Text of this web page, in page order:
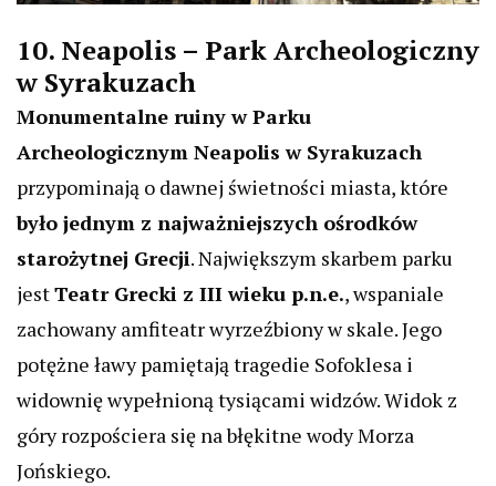
10. Neapolis – Park Archeologiczny
w Syrakuzach
Monumentalne ruiny w Parku
Archeologicznym Neapolis w Syrakuzach
przypominają o dawnej świetności miasta, które
było jednym z najważniejszych ośrodków
starożytnej Grecji. Największym skarbem parku
jestTeatr Grecki z III wieku p.n.e., wspaniale
zachowany amfiteatr wyrzeźbiony w skale. Jego
potężne ławy pamiętają tragedie Sofoklesa i
widownię wypełnioną tysiącami widzów. Widok z
góry rozpościera się na błękitne wody Morza
Jońskiego.